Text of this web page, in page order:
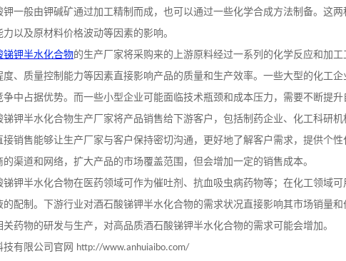
一般由钾碱矿通过加工精制而成，也可以通过一些化学合成方法制备。这
以及原材料价格波动等因素的影响。
锑钾半水化合物的生产厂家将采购来的上游原料经过一系列的化学反应和加
、质量控制能力等因素直接影响产品的质量和生产效率。一些大型的化工
中占据优势。而一些小型企业可能面临技术瓶颈和成本压力，需要不断提升
锑钾半水化合物生产厂家将产品销售给下游客户，包括制药企业、化工科研
销售能够让生产厂家与客户保持密切沟通，更好地了解客户需求，提供个
渠道和网络，扩大产品的市场覆盖范围，但会增加一定的销售成本。
锑钾半水化合物在医药领域可作为催吐剂、抗血吸虫病药物等；在化工领域
配制。下游行业对酒石酸锑钾半水化合物的需求状况直接影响其市场销量
药物的研发与生产，对高品质酒石酸锑钾半水化合物的需求可能会增加。
有限公司官网 http://www.anhuiaibo.com/